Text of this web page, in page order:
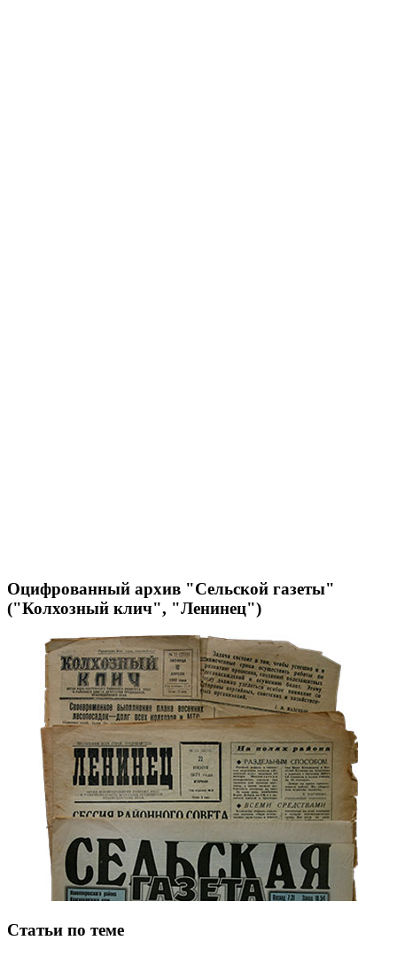
Оцифрованный архив "Сельской газеты"
("Колхозный клич", "Ленинец")
Статьи по теме